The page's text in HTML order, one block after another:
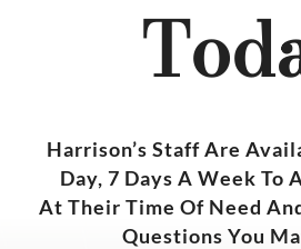
Harrison’s Staff Are
Day, 7 Days A Week To
At Their Time Of Need
Questions You